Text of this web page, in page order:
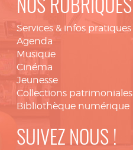
NOS RUBRIQUES
Services & infos pratiques
Agenda
Musique
Cinéma
Jeunesse
Collections patrimoniales
Bibliothèque numérique
SUIVEZ NOUS !